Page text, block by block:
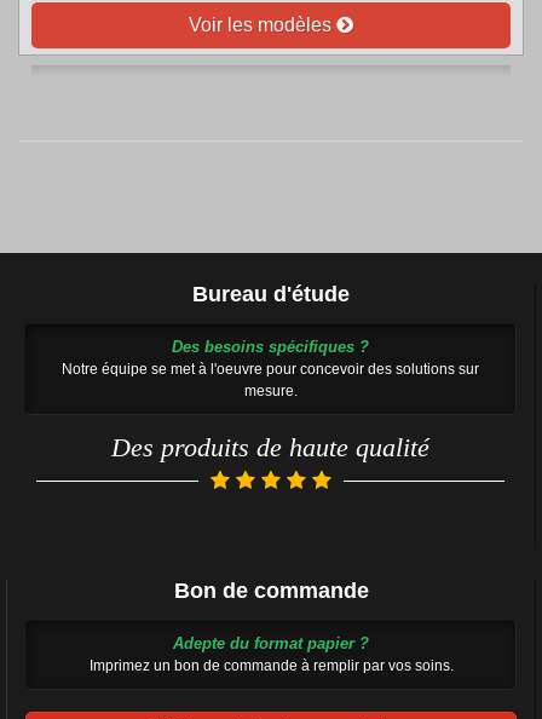
Voir les modèles
Bureau d'étude
Des besoins spécifiques ?
Notre équipe se met à l'oeuvre pour concevoir des solutions sur
mesure.
Des produits de haute qualité
Bon de commande
Adepte du format papier ?
Imprimez un bon de commande à remplir par vos soins.